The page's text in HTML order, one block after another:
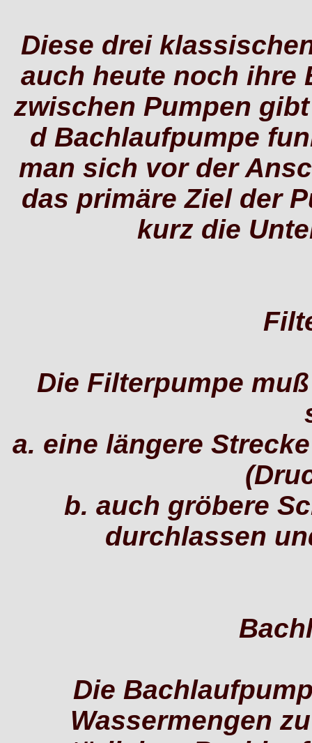
Diese drei
auch heute noch ihre
zwischen Pumpen
dBachlaufpumpe
man sich vor der
das primäre Ziel der
kurz die
Die Filterpumpe
a. eine längere
b. auch gröbere
durchlassen
Die
Wassermengen